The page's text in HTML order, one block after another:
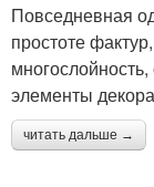
Повседневная
простоте
элементы
читать дальше →